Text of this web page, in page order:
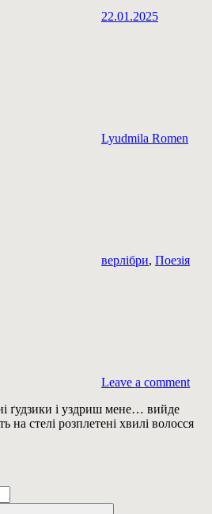
22.01.2025
Lyudmila Romen
верлібри, Поезія
Leave a comment
ґудзики і уздриш мене… вийде
на стелі розплетені хвилі волосся